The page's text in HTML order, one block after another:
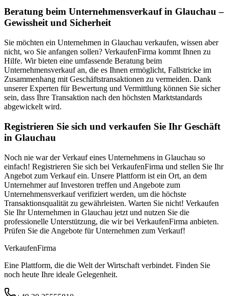
Beratung beim Unternehmensverkauf in Glauchau –
Gewissheit und Sicherheit
Sie möchten ein Unternehmen in Glauchau verkaufen, wissen aber
nicht, wo Sie anfangen sollen? VerkaufenFirma kommt Ihnen zu
Hilfe. Wir bieten eine umfassende Beratung beim
Unternehmensverkauf an, die es Ihnen ermöglicht, Fallstricke im
Zusammenhang mit Geschäftstransaktionen zu vermeiden. Dank
unserer Experten für Bewertung und Vermittlung können Sie sicher
sein, dass Ihre Transaktion nach den höchsten Marktstandards
abgewickelt wird.
Registrieren Sie sich und verkaufen Sie Ihr Geschäft
in Glauchau
Noch nie war der Verkauf eines Unternehmens in Glauchau so
einfach! Registrieren Sie sich bei VerkaufenFirma und stellen Sie Ihr
Angebot zum Verkauf ein. Unsere Plattform ist ein Ort, an dem
Unternehmer auf Investoren treffen und Angebote zum
Unternehmensverkauf verifiziert werden, um die höchste
Transaktionsqualität zu gewährleisten. Warten Sie nicht! Verkaufen
Sie Ihr Unternehmen in Glauchau jetzt und nutzen Sie die
professionelle Unterstützung, die wir bei VerkaufenFirma anbieten.
Prüfen Sie die Angebote für Unternehmen zum Verkauf!
VerkaufenFirma
Eine Plattform, die die Welt der Wirtschaft verbindet. Finden Sie
noch heute Ihre ideale Gelegenheit.